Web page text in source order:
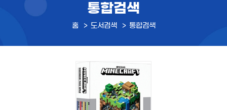
통합검색
홈 도서검색 통합검색